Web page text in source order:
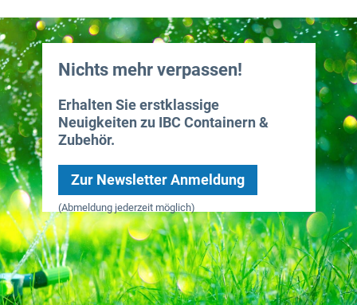
Nichts mehr verpassen!
Erhalten Sie erstklassige
Neuigkeiten zu IBC Containern &
Zubehör.
Zur Newsletter Anmeldung
(Abmeldung jederzeit möglich)